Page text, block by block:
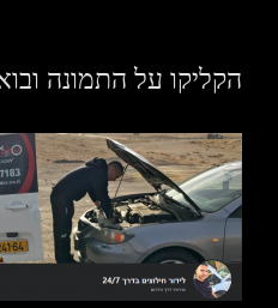
הקליקו על התמונה